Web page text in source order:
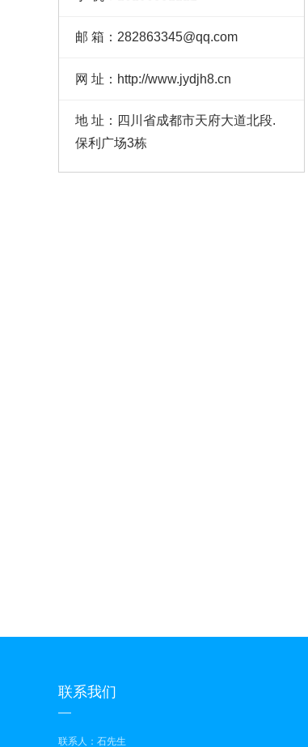
邮 箱：282863345@qq.com
网 址：http://www.jydjh8.cn
地 址：四川省成都市天府大道北段.
保利广场3栋
联系我们
联系人：石先生